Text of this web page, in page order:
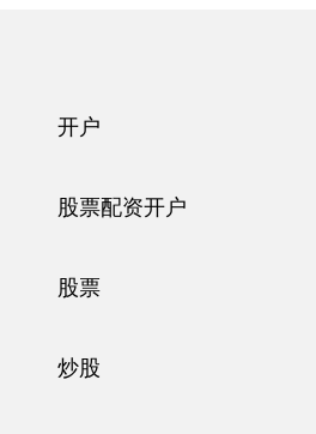
开户
股票配资开户
股票
炒股